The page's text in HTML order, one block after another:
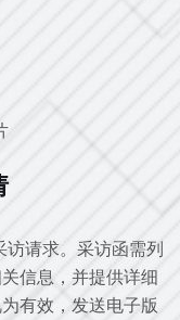
访请求。采访函需列
信息，并提供详细
有效，发送电子版